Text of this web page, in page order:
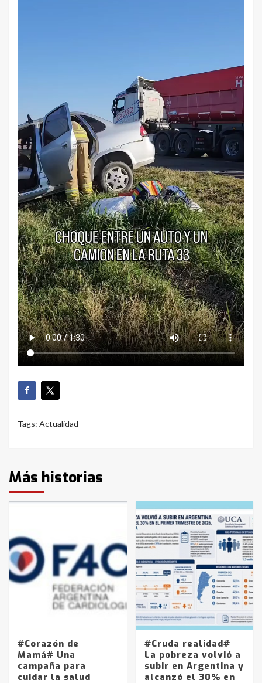
Tags: Actualidad
Más historias
#Corazón de
Mamá# Una
campaña para
cuidar la salud
#Cruda realidad#
La pobreza volvió a
subir en Argentina y
alcanzó el 30% en